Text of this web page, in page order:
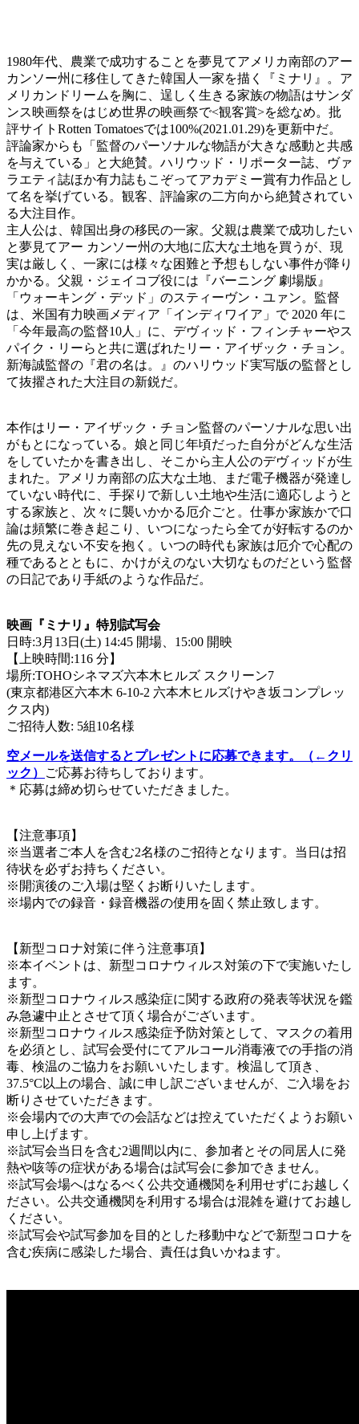
1980年代、農業で成功することを夢見てアメリカ南部のアー
カンソー州に移住してきた韓国人一家を描く『ミナリ』。ア
メリカンドリームを胸に、逞しく生きる家族の物語はサンダ
ンス映画祭をはじめ世界の映画祭で<観客賞>を総なめ。批
評サイトRotten Tomatoesでは100%(2021.01.29)を更新中だ。
評論家からも「監督のパーソナルな物語が大きな感動と共感
を与えている」と大絶賛。ハリウッド・リポーター誌、ヴァ
ラエティ誌ほか有力誌もこぞってアカデミー賞有力作品とし
て名を挙げている。観客、評論家の二方向から絶賛されてい
る大注目作。
主人公は、韓国出身の移民の一家。父親は農業で成功したい
と夢見てアー カンソー州の大地に広大な土地を買うが、現
実は厳しく、一家には様々な困難と予想もしない事件が降り
かかる。父親・ジェイコブ役には『バーニング 劇場版』
「ウォーキング・デッド」のスティーヴン・ユァン。監督
は、米国有力映画メディア「インディワイア」で 2020 年に
「今年最高の監督10人」に、デヴィッド・フィンチャーやス
パイク・リーらと共に選ばれたリー・アイザック・チョン。
新海誠監督の『君の名は。』のハリウッド実写版の監督とし
て抜擢された大注目の新鋭だ。
本作はリー・アイザック・チョン監督のパーソナルな思い出
がもとになっている。娘と同じ年頃だった自分がどんな生活
をしていたかを書き出し、そこから主人公のデヴィッドが生
まれた。アメリカ南部の広大な土地、まだ電子機器が発達し
ていない時代に、手探りで新しい土地や生活に適応しようと
する家族と、次々に襲いかかる厄介ごと。仕事か家族かで口
論は頻繁に巻き起こり、いつになったら全てが好転するのか
先の見えない不安を抱く。いつの時代も家族は厄介で心配の
種であるとともに、かけがえのない大切なものだという監督
の日記であり手紙のような作品だ。
映画『ミナリ』特別試写会
日時:3月13日(土) 14:45 開場、15:00 開映
【上映時間:116 分】
場所:TOHOシネマズ六本木ヒルズ スクリーン7
(東京都港区六本木 6-10-2 六本木ヒルズけやき坂コンプレッ
クス内)
ご招待人数: 5組10名様
空メールを送信するとプレゼントに応募できます。（←クリ
ック）
ご応募お待ちしております。
＊応募は締め切らせていただきました。
【注意事項】
※当選者ご本人を含む2名様のご招待となります。当日は招
待状を必ずお持ちください。
※開演後のご入場は堅くお断りいたします。
※場内での録音・録音機器の使用を固く禁止致します。
【新型コロナ対策に伴う注意事項】
※本イベントは、新型コロナウィルス対策の下で実施いたし
ます。
※新型コロナウィルス感染症に関する政府の発表等状況を鑑
み急遽中止とさせて頂く場合がございます。
※新型コロナウィルス感染症予防対策として、マスクの着用
を必須とし、試写会受付にてアルコール消毒液での手指の消
毒、検温のご協力をお願いいたします。検温して頂き、
37.5°C以上の場合、誠に申し訳ございませんが、ご入場をお
断りさせていただきます。
※会場内での大声での会話などは控えていただくようお願い
申し上げます。
※試写会当日を含む2週間以内に、参加者とその同居人に発
熱や咳等の症状がある場合は試写会に参加できません。
※試写会場へはなるべく公共交通機関を利用せずにお越しく
ださい。公共交通機関を利用する場合は混雑を避けてお越し
ください。
※試写会や試写参加を目的とした移動中などで新型コロナを
含む疾病に感染した場合、責任は負いかねます。